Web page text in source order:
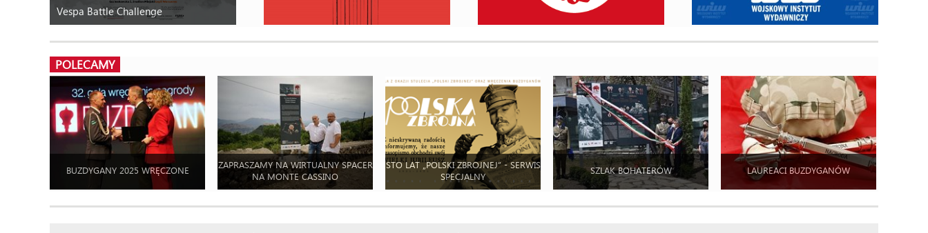
Vespa Battle Challenge
POLECAMY
BUZDYGANY 2025 WRĘCZONE
ZAPRASZAMY NA WIRTUALNY SPACER
NA MONTE CASSINO
STO LAT „POLSKI ZBROJNEJ” - SERWIS
SPECJALNY
SZLAK BOHATERÓW LAUREACI BUZDYGANÓW